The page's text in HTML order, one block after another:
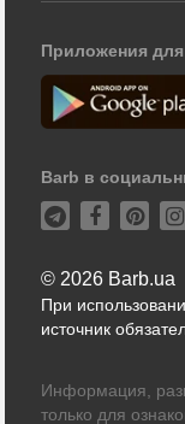
Приложения
Barb в
© 2026 Barb.ua
При
источник
Информация,
только для